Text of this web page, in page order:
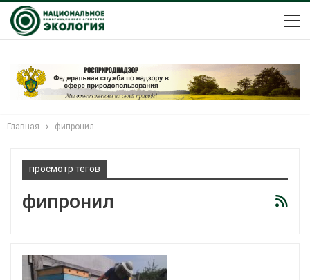
Главная фипронил
просмотр тегов
фипронил